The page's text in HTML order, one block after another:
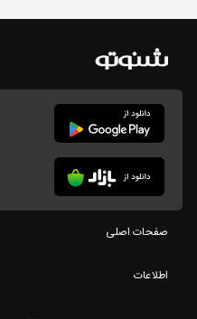
صفحات اصلی
اطلاعات